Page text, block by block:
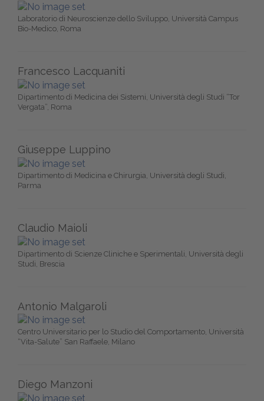
Laboratorio di Neuroscienze dello Sviluppo, Università Campus
Bio-Medico, Roma
Francesco Lacquaniti
Dipartimento di Medicina dei Sistemi, Università degli Studi “Tor
Vergata”, Roma
Giuseppe Luppino
Dipartimento di Medicina e Chirurgia, Università degli Studi,
Parma
Claudio Maioli
Dipartimento di Scienze Cliniche e Sperimentali, Università degli
Studi, Brescia
Antonio Malgaroli
Centro Universitario per lo Studio del Comportamento, Università
“Vita-Salute” San Raffaele, Milano
Diego Manzoni